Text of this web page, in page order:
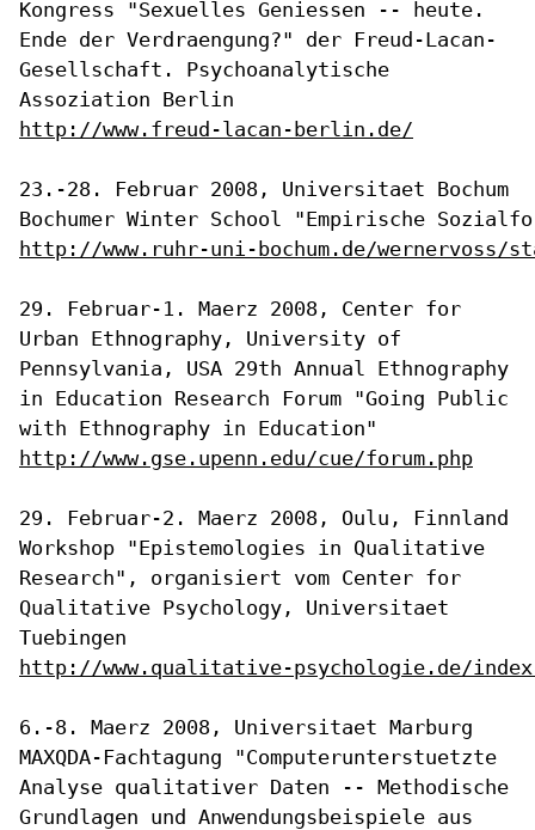
Kongress "Sexuelles Geniessen -- heute.
Ende der Verdraengung?" der Freud-Lacan-
Gesellschaft. Psychoanalytische
Assoziation Berlin
http://www.freud-lacan-berlin.de/
23.-28. Februar 2008, Universitaet Bochum
http://www.ruhr-uni-bochum.de/
29. Februar-1. Maerz 2008, Center for
Urban Ethnography, University of
Pennsylvania, USA 29th Annual Ethnography
in Education Research Forum "Going Public
with Ethnography in Education"
http://www.gse.upenn.edu/cue/forum.php
Workshop "Epistemologies in Qualitative
Research", organisiert vom Center for
Qualitative Psychology, Universitaet
Tuebingen
http://www.qualitative-psychologie.de/
MAXQDA-Fachtagung "Computerunterstuetzte
Analyse qualitativer Daten -- Methodische
Grundlagen und Anwendungsbeispiele aus